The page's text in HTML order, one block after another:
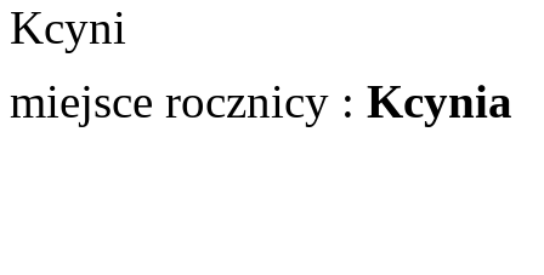
Kcyni
miejsce rocznicy : Kcynia